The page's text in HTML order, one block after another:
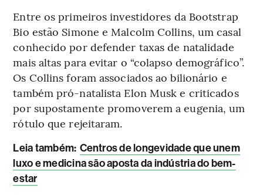
Entre os primeiros investidores da Bootstrap
Bio estão Simone e Malcolm Collins, um casal
conhecido por defender taxas de natalidade
mais altas para evitar o “colapso demográfico”.
Os Collins foram associados ao bilionário e
também pró-natalista Elon Musk e criticados
por supostamente promoverem a eugenia, um
rótulo que rejeitaram.
Leia também: Centros de longevidade que unem
luxo e medicina são aposta da indústria do bem-
estar